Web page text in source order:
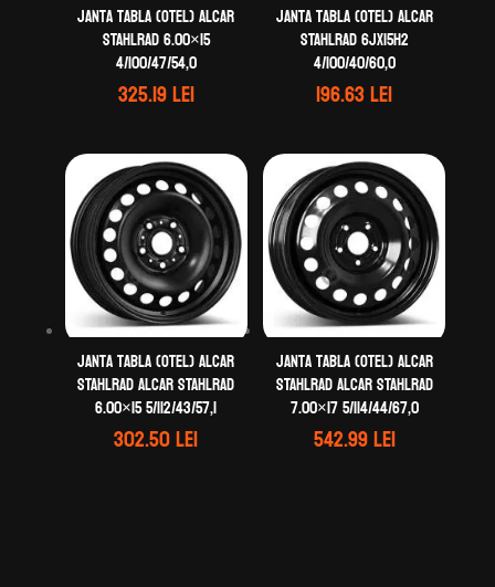
Janta tabla (otel) ALCAR
STAHLRAD 6.00×15
4/100/47/54,0
325.19lei
Janta tabla (otel) ALCAR
STAHLRAD 6Jx15H2
4/100/40/60,0
196.63lei
Janta tabla (otel) ALCAR
STAHLRAD ALCAR STAHLRAD
6.00×15 5/112/43/57,1
302.50lei
Janta tabla (otel) ALCAR
STAHLRAD ALCAR STAHLRAD
7.00×17 5/114/44/67,0
542.99lei